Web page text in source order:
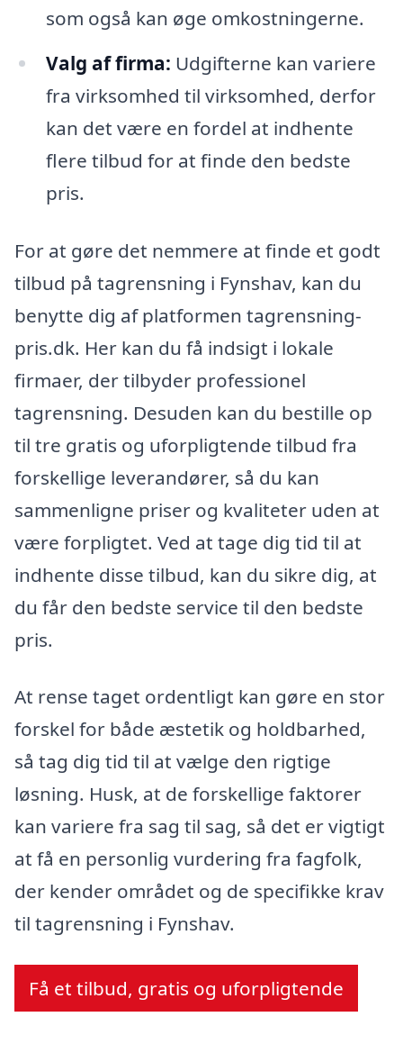
som også kan øge omkostningerne.
Valg af firma: Udgifterne kan variere
fra virksomhed til virksomhed, derfor
kan det være en fordel at indhente
flere tilbud for at finde den bedste
pris.
For at gøre det nemmere at finde et godt
tilbud på tagrensning i Fynshav, kan du
benytte dig af platformen tagrensning-
pris.dk. Her kan du få indsigt i lokale
firmaer, der tilbyder professionel
tagrensning. Desuden kan du bestille op
til tre gratis og uforpligtende tilbud fra
forskellige leverandører, så du kan
sammenligne priser og kvaliteter uden at
være forpligtet. Ved at tage dig tid til at
indhente disse tilbud, kan du sikre dig, at
du får den bedste service til den bedste
pris.
At rense taget ordentligt kan gøre en stor
forskel for både æstetik og holdbarhed,
så tag dig tid til at vælge den rigtige
løsning. Husk, at de forskellige faktorer
kan variere fra sag til sag, så det er vigtigt
at få en personlig vurdering fra fagfolk,
der kender området og de specifikke krav
til tagrensning i Fynshav.
Få et tilbud, gratis og uforpligtende